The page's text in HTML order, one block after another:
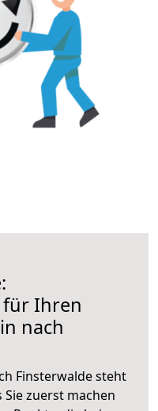
für Ihren
nach
Finsterwalde steht
zuerst machen